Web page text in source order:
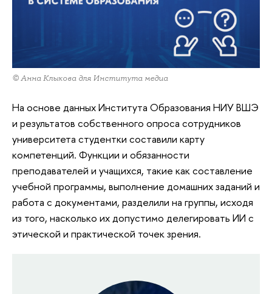
© Анна Клыкова для Института медиа
На основе данных Института Образования НИУ ВШЭ
и результатов собственного опроса сотрудников
университета студентки составили карту
компетенций. Функции и обязанности
преподавателей и учащихся, такие как составление
учебной программы, выполнение домашних заданий и
работа с документами, разделили на группы, исходя
из того, насколько их допустимо делегировать ИИ с
этической и практической точек зрения.